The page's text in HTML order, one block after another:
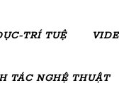
TRÍ TUỆ
TÁC NGHỆ THUẬT